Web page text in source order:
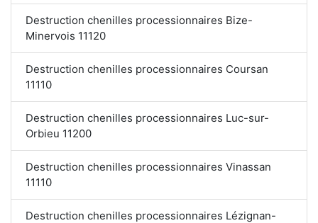
Destruction chenilles processionnaires Bize-
Minervois 11120
Destruction chenilles processionnaires Coursan
11110
Destruction chenilles processionnaires Luc-sur-
Orbieu 11200
Destruction chenilles processionnaires Vinassan
11110
Destruction chenilles processionnaires Lézignan-